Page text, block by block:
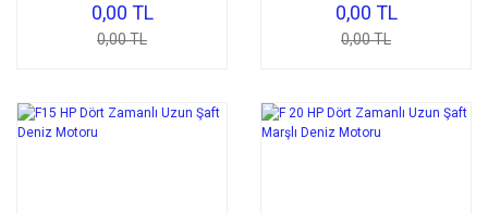
0,00 TL
0,00 TL
0,00 TL
0,00 TL